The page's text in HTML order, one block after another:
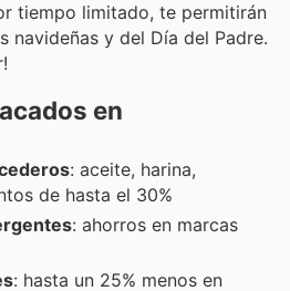
tiempo limitado, te permitirán
navideñas y del Día del Padre.
en
: aceite, harina,
de hasta el 30%
: ahorros en marcas
: hasta un 25% menos en